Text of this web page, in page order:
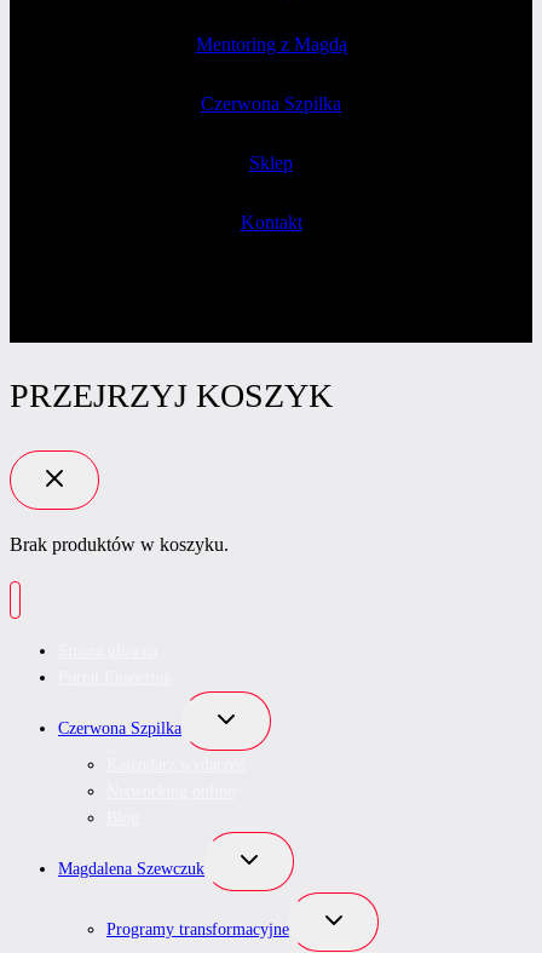
Mentoring z Magdą
Czerwona Szpilka
Sklep
Kontakt
PRZEJRZYJ KOSZYK
Brak produktów w koszyku.
Czerwona Szpilka
Przełącz
podrzędne
Magdalena Szewczuk
Przełącz
podrzędne
Programy transformacyjne
Przełącz